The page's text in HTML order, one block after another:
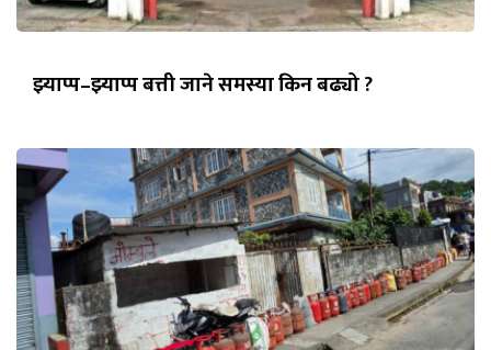
झ्याप्प–झ्याप्प बत्ती जाने समस्या किन बढ्यो ?